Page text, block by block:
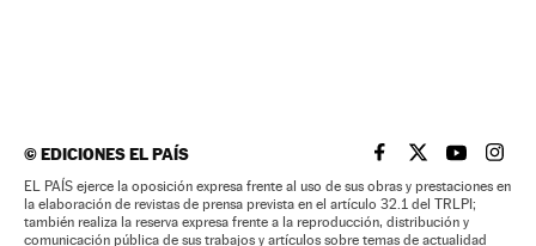
©EDICIONES EL PAÍS EL PAÍS BRASIL EN
EL PAÍSEL PAÍS
EL
EL PAÍS ejerce la oposición expresa frente al uso de sus obras y prestaciones en
la elaboración de revistas de prensa prevista en el artículo 32.1 del TRLPI;
también realiza la reserva expresa frente a la reproducción, distribución y
comunicación pública de sus trabajos y artículos sobre temas de actualidad